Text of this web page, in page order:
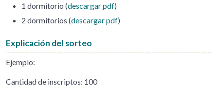
1 dormitorio (descargar pdf)
2 dormitorios (descargar pdf)
Explicación del sorteo
Ejemplo:
Cantidad de inscriptos: 100